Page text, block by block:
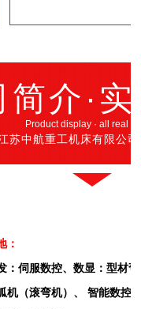
简介·
Product display · all real
苏中航重工机床有限公
：
：伺服数控、数显：型材
机（滚弯机）、 智能数控